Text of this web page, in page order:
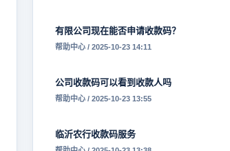
有限公司现在能否申请收款码？
帮助中心 / 2025-10-23 14:11
公司收款码可以看到收款人吗
帮助中心 / 2025-10-23 13:55
临沂农行收款码服务